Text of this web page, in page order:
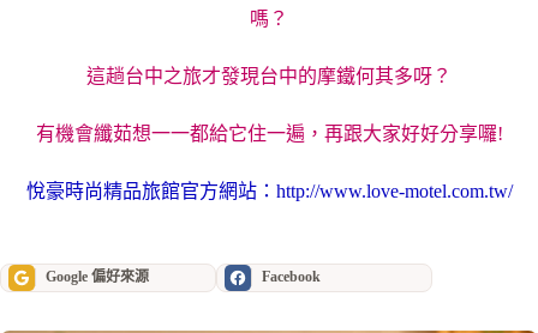
嗎？
這趟台中之旅才發現台中的摩鐵何其多呀？
有機會纖茹想一一都給它住一遍，再跟大家好好分享囉!
悅豪時尚精品旅館官方網站： http://www.love-motel.com.tw/
Google 偏好來源 Facebook